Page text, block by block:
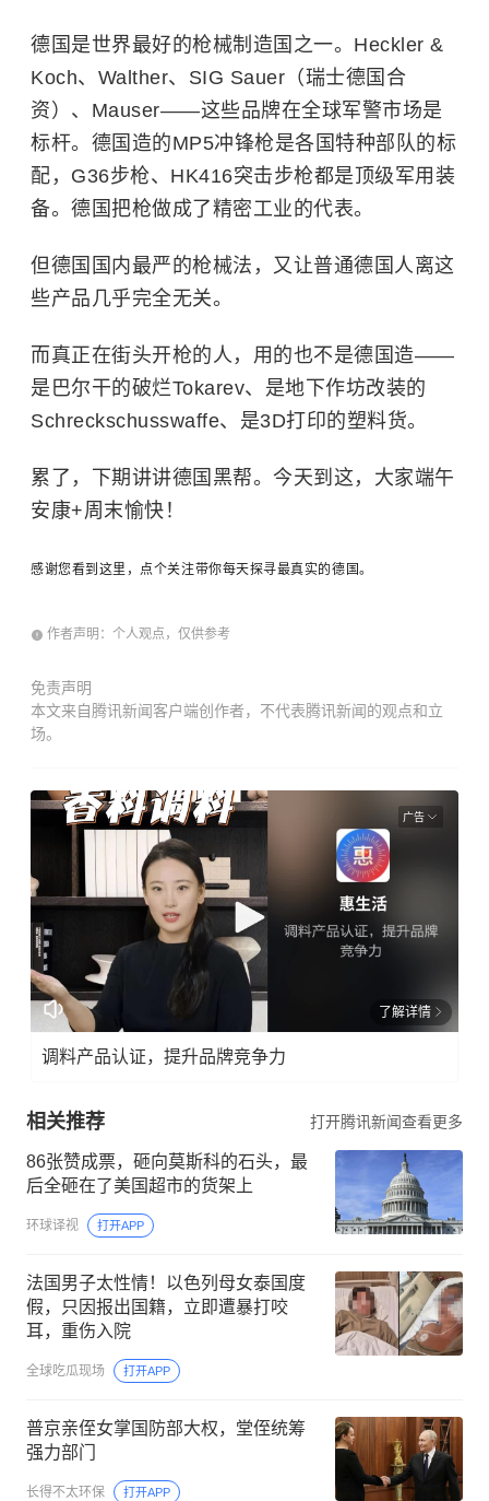
德国是世界最好的枪械制造国之一。Heckler &
Koch、Walther、SIG Sauer（瑞士德国合
资）、Mauser——这些品牌在全球军警市场是
标杆。德国造的MP5冲锋枪是各国特种部队的标
配，G36步枪、HK416突击步枪都是顶级军用装
备。德国把枪做成了精密工业的代表。
但德国国内最严的枪械法，又让普通德国人离这
些产品几乎完全无关。
而真正在街头开枪的人，用的也不是德国造——
是巴尔干的破烂Tokarev、是地下作坊改装的
Schreckschusswaffe、是3D打印的塑料货。
累了，下期讲讲德国黑帮。今天到这，大家端午
安康+周末愉快！
感谢您看到这里，点个关注带你每天探寻最真实的德国。
作者声明：个人观点，仅供参考
免责声明
本文来自腾讯新闻客户端创作者，不代表腾讯新闻的观点和立
场。
广告
了解详情
调料产品认证，提升品牌竞争力
相关推荐 打开腾讯新闻查看更多
86张赞成票，砸向莫斯科的石头，最
后全砸在了美国超市的货架上
环球译视 打开APP
法国男子太性情！以色列母女泰国度
假，只因报出国籍，立即遭暴打咬
耳，重伤入院
全球吃瓜现场 打开APP
普京亲侄女掌国防部大权，堂侄统筹
强力部门
长得不太环保 打开APP